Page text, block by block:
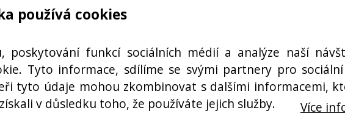
používá cookies
poskytování funkcí sociálních médií a analýze naší
Tyto informace, sdílíme se svými partnery pro
tyto údaje mohou zkombinovat s dalšími informacemi,
v důsledku toho, že používáte jejich služby.
Více
Cena s DPH:
Cena bez DPH: